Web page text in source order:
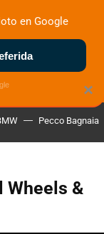
ELÉCTRICAS
Pecco Bagnaia
Wheels &
×
en Google